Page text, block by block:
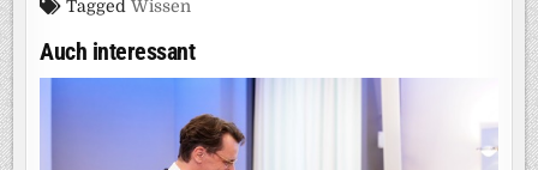
TaggedWissen
Auch interessant